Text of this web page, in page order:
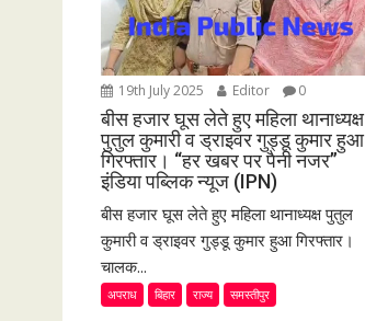
t
i
o
n 19th July 2025 Editor 0
बीस हजार घूस लेते हुए महिला थानाध्यक्ष
पुतुल कुमारी व ड्राइवर गुड्डू कुमार हुआ
गिरफ्तार। “हर खबर पर पैनी नजर”
इंडिया पब्लिक न्यूज (IPN)
बीस हजार घूस लेते हुए महिला थानाध्यक्ष पुतुल
कुमारी व ड्राइवर गुड्डू कुमार हुआ गिरफ्तार।
चालक...
अपराध बिहार राज्य समस्तीपुर